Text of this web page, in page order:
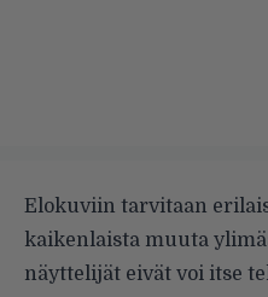
Elokuviin tarvitaan
kaikenlaista muuta
näyttelijät eivät voi itse